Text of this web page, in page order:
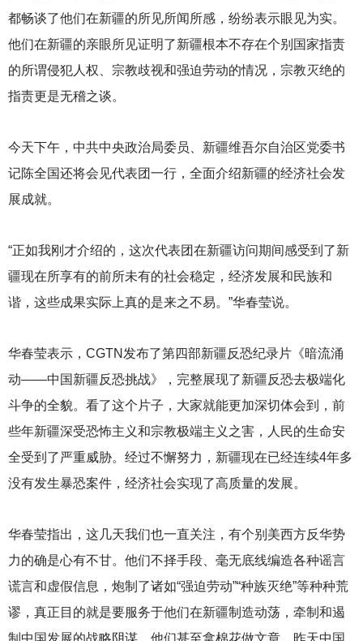
都畅谈了他们在新疆的所见所闻所感，纷纷表示眼见为实。
他们在新疆的亲眼所见证明了新疆根本不存在个别国家指责
的所谓侵犯人权、宗教歧视和强迫劳动的情况，宗教灭绝的
指责更是无稽之谈。
今天下午，中共中央政治局委员、新疆维吾尔自治区党委书
记陈全国还将会见代表团一行，全面介绍新疆的经济社会发
展成就。
“正如我刚才介绍的，这次代表团在新疆访问期间感受到了新
疆现在所享有的前所未有的社会稳定，经济发展和民族和
谐，这些成果实际上真的是来之不易。”华春莹说。
华春莹表示，CGTN发布了第四部新疆反恐纪录片《暗流涌
动——中国新疆反恐挑战》，完整展现了新疆反恐去极端化
斗争的全貌。看了这个片子，大家就能更加深切体会到，前
些年新疆深受恐怖主义和宗教极端主义之害，人民的生命安
全受到了严重威胁。经过不懈努力，新疆现在已经连续4年多
没有发生暴恐案件，经济社会实现了高质量的发展。
华春莹指出，这几天我们也一直关注，有个别美西方反华势
力的确是心有不甘。他们不择手段、毫无底线编造各种谣言
谎言和虚假信息，炮制了诸如“强迫劳动”“种族灭绝”等种种荒
谬，真正目的就是要服务于他们在新疆制造动荡，牵制和遏
制中国发展的战略阴谋。他们甚至拿棉花做文章。昨天中国